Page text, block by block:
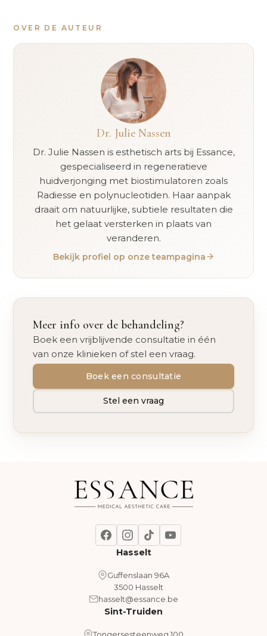
OVER DE AUTEUR
Dr. Julie Nassen
Dr. Julie Nassen is esthetisch arts bij Essance,
gespecialiseerd in regeneratieve
huidverjonging met biostimulatoren zoals
Radiesse en polynucleotiden. Haar aanpak
draait om natuurlijke, subtiele resultaten die
het gelaat versterken in plaats van
veranderen.
Bekijk profiel op onze teampagina
Meer info over de behandeling?
Boek een vrijblijvende consultatie in één
van onze klinieken of stel een vraag.
Boek een consultatie
Stel een vraag
Hasselt
Guffenslaan 96A
3500 Hasselt
hasselt@essance.be
Sint-Truiden
Tongersesteenweg 100